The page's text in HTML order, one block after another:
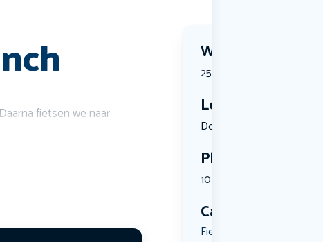
Wanneer?
25 June 2026 | 10:30
Locatie
Dorpsstraa...
Plekken
10 plekken beschikbaar
Categorie
Fietsen
fietsen we naar